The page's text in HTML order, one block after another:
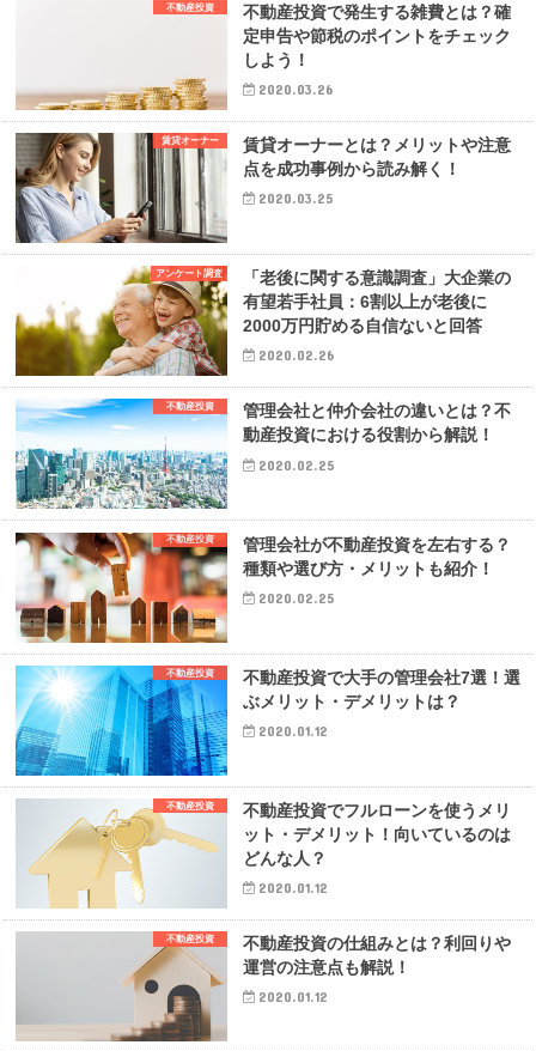
不動産投資
不動産投資で発生する雑費とは？確
定申告や節税のポイントをチェック
しよう！
2020.03.26
賃貸オーナー
賃貸オーナーとは？メリットや注意
点を成功事例から読み解く！
2020.03.25
アンケート調査
「老後に関する意識調査」大企業の
有望若手社員：6割以上が老後に
2000万円貯める自信ないと回答
2020.02.26
不動産投資
管理会社と仲介会社の違いとは？不
動産投資における役割から解説！
2020.02.25
不動産投資
管理会社が不動産投資を左右する？
種類や選び方・メリットも紹介！
2020.02.25
不動産投資
不動産投資で大手の管理会社7選！選
ぶメリット・デメリットは？
2020.01.12
不動産投資
不動産投資でフルローンを使うメリ
ット・デメリット！向いているのは
どんな人？
2020.01.12
不動産投資
不動産投資の仕組みとは？利回りや
運営の注意点も解説！
2020.01.12